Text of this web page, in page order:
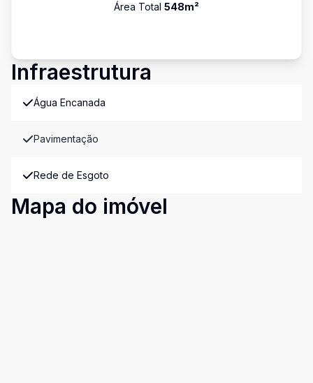
Área Total 548m²
Infraestrutura
Água Encanada
Pavimentação
Rede de Esgoto
Mapa do imóvel